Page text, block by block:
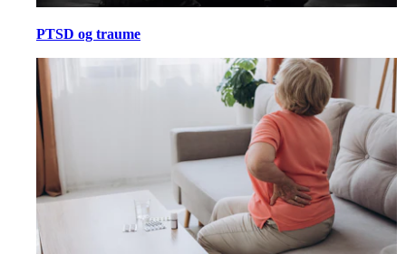
PTSD og traume